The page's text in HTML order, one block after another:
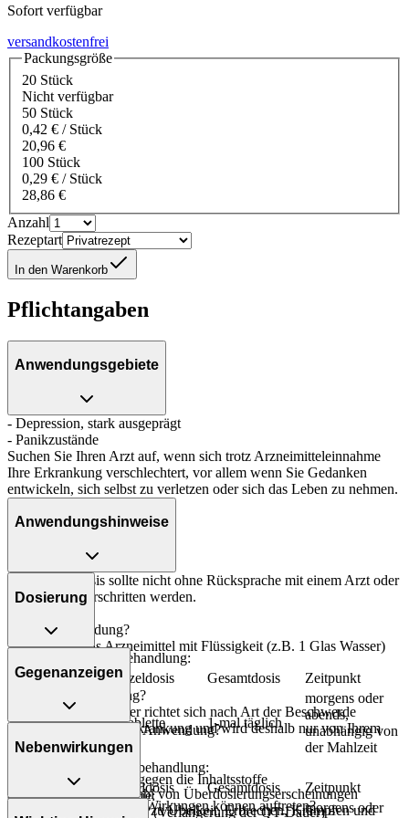
Sofort verfügbar
versandkostenfrei
Packungsgröße
20 Stück
Nicht verfügbar
50 Stück
0,42 € / Stück
20,96 €
100 Stück
0,29 € / Stück
28,86 €
Anzahl
Rezeptart
In den Warenkorb
Pflichtangaben
Anwendungsgebiete
- Depression, stark ausgeprägt
- Panikzustände
Suchen Sie Ihren Arzt auf, wenn sich trotz Arzneimitteleinnahme
Ihre Erkrankung verschlechtert, vor allem wenn Sie Gedanken
entwickeln, sich selbst zu verletzen oder sich das Leben zu nehmen.
Anwendungshinweise
Die Gesamtdosis sollte nicht ohne Rücksprache mit einem Arzt oder
Apotheker überschritten werden.
Art der Anwendung?
Nehmen Sie das Arzneimittel mit Flüssigkeit (z.B. 1 Glas Wasser)
Dauer der Anwendung?
Die Anwendungsdauer richtet sich nach Art der Beschwerde
und/oder Dauer der Erkrankung und wird deshalb nur von Ihrem
Arzt bestimmt.
Überdosierung?
Es kann zu einer Vielzahl von Überdosierungserscheinungen
kommen, unter anderem zu Übelkeit, Erbrechen, Krämpfen und
Dosierung
Depression - Folgebehandlung:
Personenkreis
Einzeldosis Gesamtdosis Zeitpunkt
Erwachsene 1 Tablette 1-mal täglich
morgens oder
abends,
unabhängig von
der Mahlzeit
Panikzustände - Folgebehandlung:
Personenkreis
Einzeldosis Gesamtdosis Zeitpunkt
morgens oder
Gegenanzeigen
Was spricht gegen eine Anwendung?
- Überempfindlichkeit gegen die Inhaltsstoffe
- Herzerkrankungen, wie:
- Abweichung im EKG (Verlängerung der QT-Dauer)
Nebenwirkungen
Welche unerwünschten Wirkungen können auftreten?